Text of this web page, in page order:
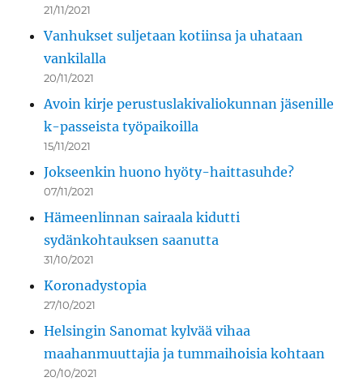
21/11/2021
Vanhukset suljetaan kotiinsa ja uhataan
vankilalla
20/11/2021
Avoin kirje perustuslakivaliokunnan jäsenille
k-passeista työpaikoilla
15/11/2021
Jokseenkin huono hyöty-haittasuhde?
07/11/2021
Hämeenlinnan sairaala kidutti
sydänkohtauksen saanutta
31/10/2021
Koronadystopia
27/10/2021
Helsingin Sanomat kylvää vihaa
maahanmuuttajia ja tummaihoisia kohtaan
20/10/2021